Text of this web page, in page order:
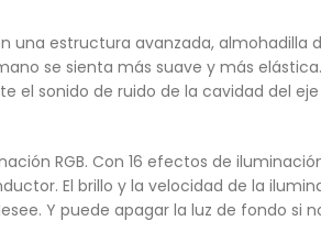
una estructura avanzada, almohadilla
se sienta más suave y más
el sonido de ruido de la cavidad del
RGB. Con 16 efectos de
El brillo y la velocidad de la
Y puede apagar la luz de fondo si